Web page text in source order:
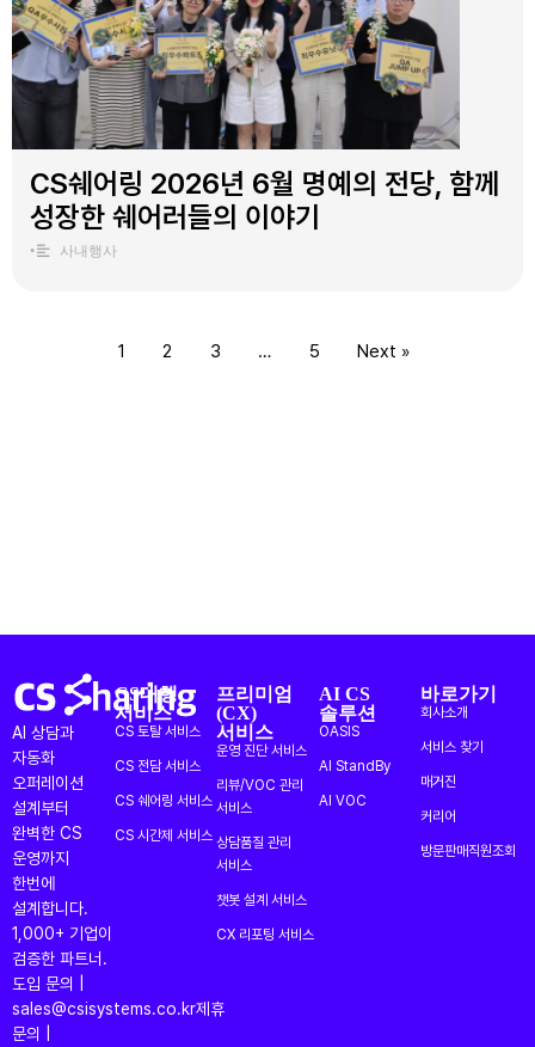
CS쉐어링 2026년 6월 명예의 전당, 함께
성장한 쉐어러들의 이야기
• 사내행사
1 2 3 … 5 Next »
AI 상담과
자동화
오퍼레이션
설계부터
완벽한 CS
운영까지
한번에
설계합니다.
1,000+ 기업이
검증한 파트너.
도입 문의 |
sales@csisystems.co.kr제휴
문의 |
CS대행
서비스
CS 토탈 서비스
CS 전담 서비스
CS 쉐어링 서비스
CS 시간제 서비스
프리미엄
(CX)
서비스
운영 진단 서비스
리뷰/VOC 관리
서비스
상담품질 관리
서비스
챗봇 설계 서비스
CX 리포팅 서비스
AI CS
솔루션
OASIS
AI StandBy
AI VOC
바로가기
회사소개
서비스 찾기
매거진
커리어
방문판매직원조회